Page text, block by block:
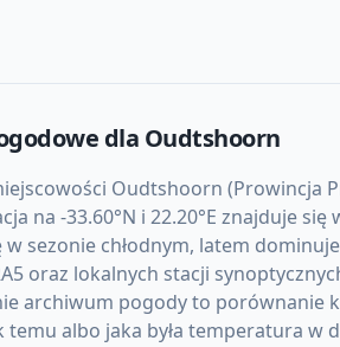
dla Oudtshoorn
Oudtshoorn (Prowincja
na -33.60°N i 22.20°E znajduje
sezonie chłodnym, latem
oraz lokalnych stacji
archiwum pogody to porównanie
albo jaka była temperatura